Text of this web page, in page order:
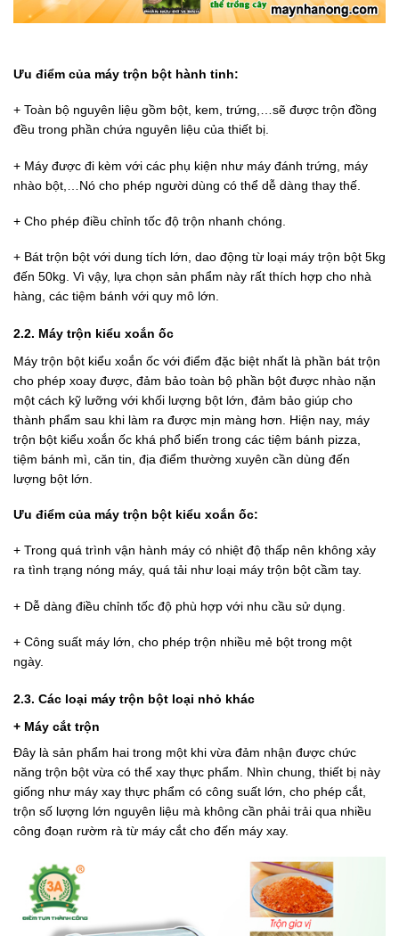
Ưu điểm của máy trộn bột hành tinh:
+ Toàn bộ nguyên liệu gồm bột, kem, trứng,…sẽ được trộn đồng
đều trong phần chứa nguyên liệu của thiết bị.
+ Máy được đi kèm với các phụ kiện như máy đánh trứng, máy
nhào bột,…Nó cho phép người dùng có thể dễ dàng thay thế.
+ Cho phép điều chỉnh tốc độ trộn nhanh chóng.
+ Bát trộn bột với dung tích lớn, dao động từ loại máy trộn bột 5kg
đến 50kg. Vì vậy, lựa chọn sản phẩm này rất thích hợp cho nhà
hàng, các tiệm bánh với quy mô lớn.
2.2. Máy trộn kiểu xoắn ốc
Máy trộn bột kiểu xoắn ốc với điểm đặc biệt nhất là phần bát trộn
cho phép xoay được, đảm bảo toàn bộ phần bột được nhào nặn
một cách kỹ lưỡng với khối lượng bột lớn, đảm bảo giúp cho
thành phẩm sau khi làm ra được mịn màng hơn. Hiện nay, máy
trộn bột kiểu xoắn ốc khá phổ biến trong các tiệm bánh pizza,
tiệm bánh mì, căn tin, địa điểm thường xuyên cần dùng đến
lượng bột lớn.
Ưu điểm của máy trộn bột kiểu xoắn ốc:
+ Trong quá trình vận hành máy có nhiệt độ thấp nên không xảy
ra tình trạng nóng máy, quá tải như loại máy trộn bột cầm tay.
+ Dễ dàng điều chỉnh tốc độ phù hợp với nhu cầu sử dụng.
+ Công suất máy lớn, cho phép trộn nhiều mẻ bột trong một
ngày.
2.3. Các loại máy trộn bột loại nhỏ khác
+ Máy cắt trộn
Đây là sản phẩm hai trong một khi vừa đảm nhận được chức
năng trộn bột vừa có thể xay thực phẩm. Nhìn chung, thiết bị này
giống như máy xay thực phẩm có công suất lớn, cho phép cắt,
trộn số lượng lớn nguyên liệu mà không cần phải trải qua nhiều
công đoạn rườm rà từ máy cắt cho đến máy xay.